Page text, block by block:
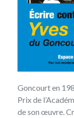
Goncourt en
Prix de
de son œuvre.